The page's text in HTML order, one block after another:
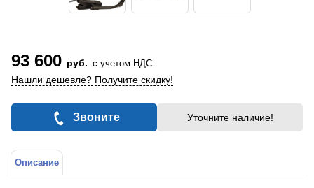
93 600 руб. с учетом НДС
Нашли дешевле? Получите скидку!
Звоните Уточните наличие!
Описание